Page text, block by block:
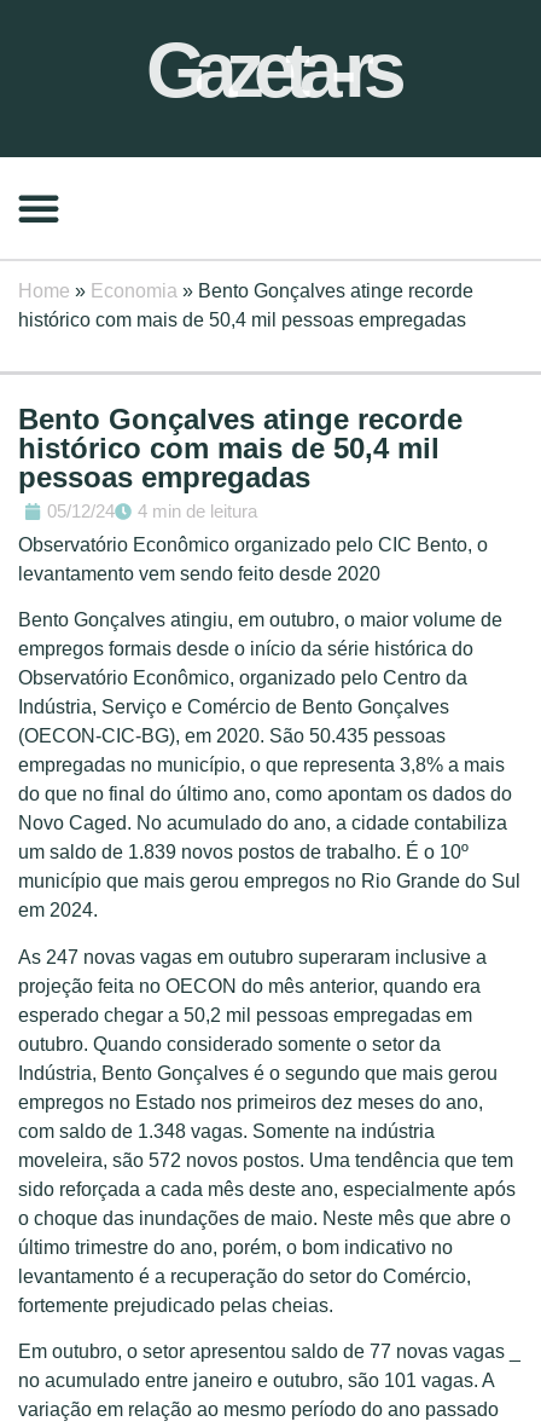
Gazeta-rs
Home » Economia » Bento Gonçalves atinge recorde
histórico com mais de 50,4 mil pessoas empregadas
Bento Gonçalves atinge recorde
histórico com mais de 50,4 mil
pessoas empregadas
05/12/24
4 min de leitura
Observatório Econômico organizado pelo CIC Bento, o
levantamento vem sendo feito desde 2020
Bento Gonçalves atingiu, em outubro, o maior volume de
empregos formais desde o início da série histórica do
Observatório Econômico, organizado pelo Centro da
Indústria, Serviço e Comércio de Bento Gonçalves
(OECON-CIC-BG), em 2020. São 50.435 pessoas
empregadas no município, o que representa 3,8% a mais
do que no final do último ano, como apontam os dados do
Novo Caged. No acumulado do ano, a cidade contabiliza
um saldo de 1.839 novos postos de trabalho. É o 10º
município que mais gerou empregos no Rio Grande do Sul
em 2024.
As 247 novas vagas em outubro superaram inclusive a
projeção feita no OECON do mês anterior, quando era
esperado chegar a 50,2 mil pessoas empregadas em
outubro. Quando considerado somente o setor da
Indústria, Bento Gonçalves é o segundo que mais gerou
empregos no Estado nos primeiros dez meses do ano,
com saldo de 1.348 vagas. Somente na indústria
moveleira, são 572 novos postos. Uma tendência que tem
sido reforçada a cada mês deste ano, especialmente após
o choque das inundações de maio. Neste mês que abre o
último trimestre do ano, porém, o bom indicativo no
levantamento é a recuperação do setor do Comércio,
fortemente prejudicado pelas cheias.
Em outubro, o setor apresentou saldo de 77 novas vagas _
no acumulado entre janeiro e outubro, são 101 vagas. A
variação em relação ao mesmo período do ano passado